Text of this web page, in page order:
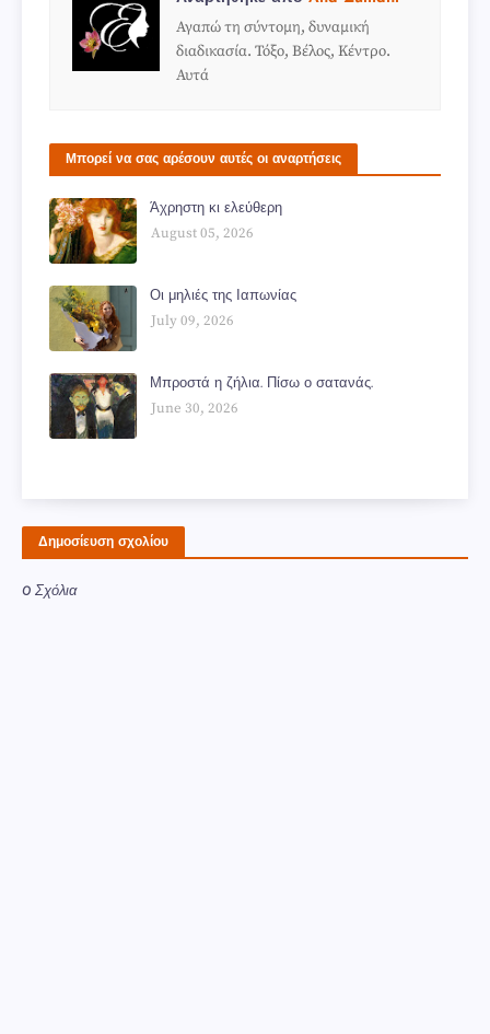
Αγαπώ τη σύντομη, δυναμική
διαδικασία. Τόξο, Βέλος, Κέντρο.
Αυτά
Μπορεί να σας αρέσουν αυτές οι αναρτήσεις
Άχρηστη κι ελεύθερη
August 05, 2026
Οι μηλιές της Ιαπωνίας
July 09, 2026
Μπροστά η ζήλια. Πίσω ο σατανάς.
June 30, 2026
Δημοσίευση σχολίου
0 Σχόλια